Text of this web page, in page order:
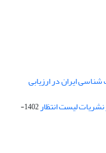
ایران در ارزیابی
لیست انتظار
1402-